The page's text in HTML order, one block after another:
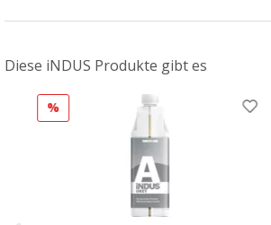
Diese iNDUS Produkte gibt es
%